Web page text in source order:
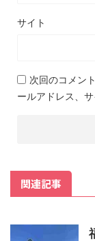
サイト
次回のコメン
ールアドレス、サ
関連記事